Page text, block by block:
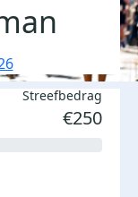
Streefbedrag
€250